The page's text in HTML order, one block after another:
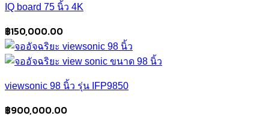
IQ board 75 นิ้ว 4K
฿150,000.00
viewsonic 98 นิ้ว รุ่น IFP9850
฿900,000.00